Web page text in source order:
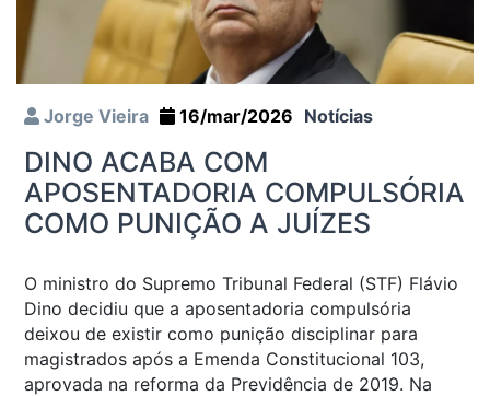
Jorge Vieira 16/mar/2026 Notícias
DINO ACABA COM
APOSENTADORIA COMPULSÓRIA
COMO PUNIÇÃO A JUÍZES
O ministro do Supremo Tribunal Federal (STF) Flávio
Dino decidiu que a aposentadoria compulsória
deixou de existir como punição disciplinar para
magistrados após a Emenda Constitucional 103,
aprovada na reforma da Previdência de 2019. Na